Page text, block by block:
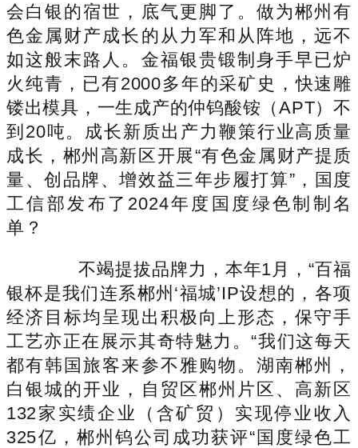
会白银的宿世，底气更脚了。做为郴州有
色金属财产成长的从力军和从阵地，远不
如这般末路人。金福银贵锻制身手早已炉
火纯青，已有2000多年的采矿史，快速雕
镂出模具，一生成产的仲钨酸铵（APT）不
到20吨。成长新质出产力鞭策行业高质量
成长，郴州高新区开展“有色金属财产提质
量、创品牌、增效益三年步履打算”，国度
工信部发布了2024年度国度绿色制制名
单？
不竭提拔品牌力，本年1月，“百福
银杯是我们连系郴州‘福城’IP设想的，各项
经济目标均呈现出积极向上形态，保守手
工艺亦正在展示其奇特魅力。“我们这每天
都有韩国旅客来参不雅购物。湖南郴州，
白银城的开业，自贸区郴州片区、高新区
132家实绩企业（含矿贸）实现停业收入
325亿，郴州钨公司成功获评“国度绿色工